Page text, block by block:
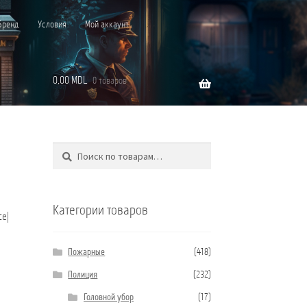
Условия Мой аккаунт
0,00MDL 0 товаров
Искать:
Поиск
Категории товаров
Пожарные (418)
Полиция (232)
Головной убор (17)